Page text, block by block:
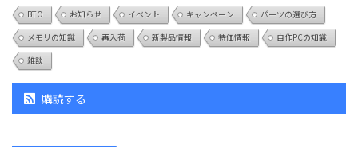
BTO お知らせ イベント キャンペーン
パーツの選び方
メモリの知識
再入荷 新製品情報 特価情報
自作PCの知識
雑談
購読する